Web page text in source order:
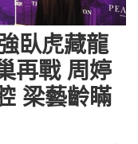
臥虎藏龍
再戰 周婷
梁藝齡瞞